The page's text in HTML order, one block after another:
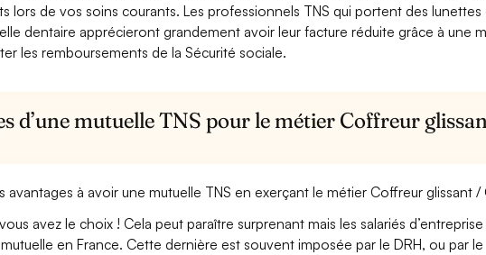
lors de vos soins courants. Les professionnels TNS qui portent des
dentaire apprécieront grandement avoir leur facture réduite grâce à une
les remboursements de la Sécurité sociale.
d’une mutuelle TNS pour le métier Coffreur
avantages à avoir une mutuelle TNS en exerçant le métier Coffreur glissant
avez le choix ! Cela peut paraître surprenant mais les salariés
en France. Cette dernière est souvent imposée par le DRH, ou par